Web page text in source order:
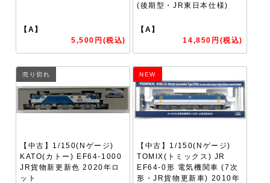
【A】
5,500円(税込)
(後期型・JR東日本仕様)
【A】
14,850円(税込)
売り切れ
【中古】1/150(Nゲージ)
KATO(カトー) EF64-1000
JR貨物新更新色 2020年ロ
ット
NEW
【中古】1/150(Nゲージ)
TOMIX(トミックス) JR
EF64-0形 電気機関車 (7次
形・JR貨物更新車) 2010年